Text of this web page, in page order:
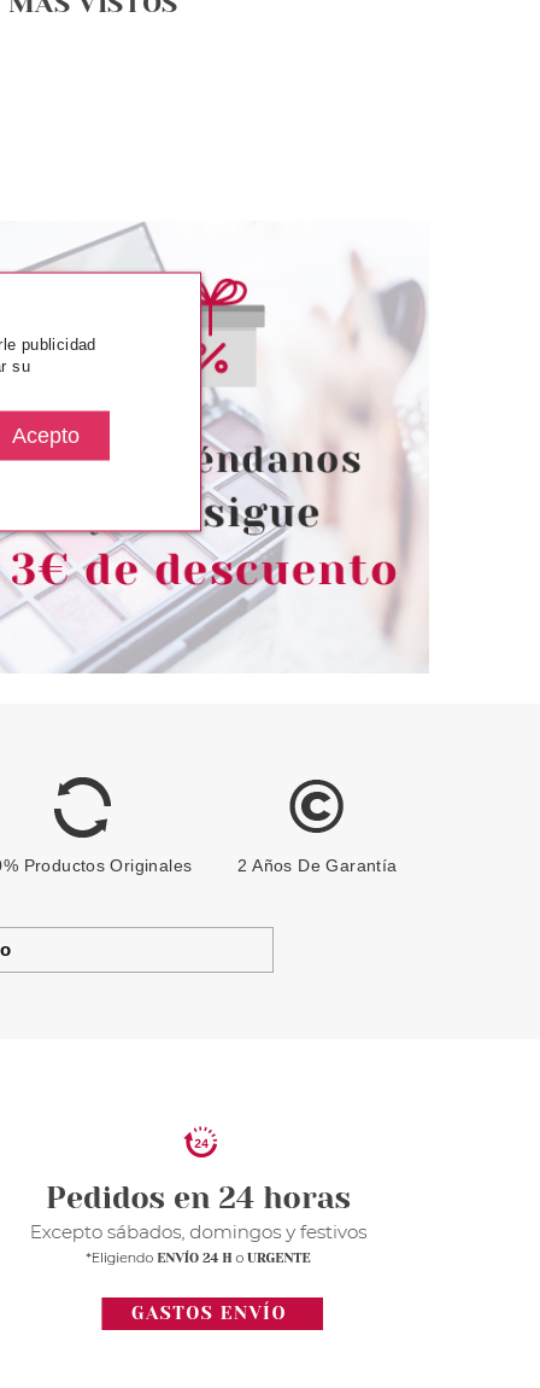
BELLE 18
GR
desde
CATRICE PRIME AND SMOKEY
EFFECT PREBASE DE OJOS
Pvr 3.99€
-20%
desde
Productos Originales 2 Años De Garantía
publicidad
su